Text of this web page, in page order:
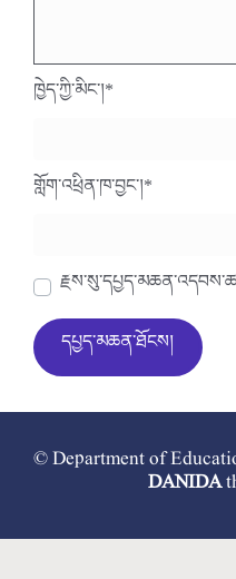
ཁྱེད་ཀྱི་མིང་།*
གློག་འཕྲིན་ཁ་བྱང་།*
© Department of
DANIDA